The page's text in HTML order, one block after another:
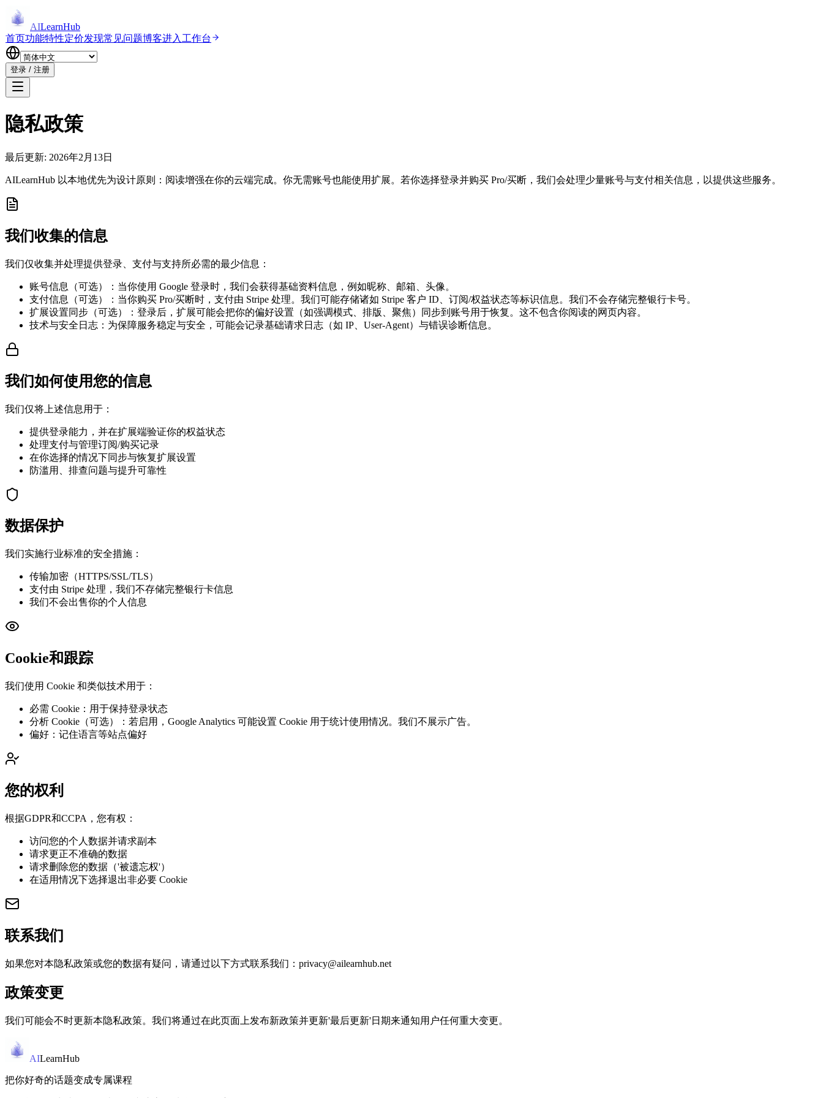
AILearnHub
首页功能特性定价发现常见问题博客进入工作台
登录 / 注册
隐私政策
最后更新: 2026年2月13日
AILearnHub 以本地优先为设计原则：阅读增强在你的云端完成。你无需账号也能使用扩展。若你选择登录并购买 Pro/买断，我们会处理少量账号与支付相关信息，以提供这些服务。
我们收集的信息
我们仅收集并处理提供登录、支付与支持所必需的最少信息：
账号信息（可选）：当你使用 Google 登录时，我们会获得基础资料信息，例如昵称、邮箱、头像。
支付信息（可选）：当你购买 Pro/买断时，支付由 Stripe 处理。我们可能存储诸如 Stripe 客户 ID、订阅/权益状态等标识信息。我们不会存储完整银行卡号。
扩展设置同步（可选）：登录后，扩展可能会把你的偏好设置（如强调模式、排版、聚焦）同步到账号用于恢复。这不包含你阅读的网页内容。
技术与安全日志：为保障服务稳定与安全，可能会记录基础请求日志（如 IP、User-Agent）与错误诊断信息。
我们如何使用您的信息
我们仅将上述信息用于：
提供登录能力，并在扩展端验证你的权益状态
处理支付与管理订阅/购买记录
在你选择的情况下同步与恢复扩展设置
防滥用、排查问题与提升可靠性
数据保护
我们实施行业标准的安全措施：
传输加密（HTTPS/SSL/TLS）
支付由 Stripe 处理，我们不存储完整银行卡信息
我们不会出售你的个人信息
Cookie和跟踪
我们使用 Cookie 和类似技术用于：
必需 Cookie：用于保持登录状态
分析 Cookie（可选）：若启用，Google Analytics 可能设置 Cookie 用于统计使用情况。我们不展示广告。
偏好：记住语言等站点偏好
您的权利
根据GDPR和CCPA，您有权：
访问您的个人数据并请求副本
请求更正不准确的数据
请求删除您的数据（'被遗忘权'）
在适用情况下选择退出非必要 Cookie
联系我们
如果您对本隐私政策或您的数据有疑问，请通过以下方式联系我们：privacy@ailearnhub.net
政策变更
我们可能会不时更新本隐私政策。我们将通过在此页面上发布新政策并更新'最后更新'日期来通知用户任何重大变更。
AILearnHub
把你好奇的话题变成专属课程